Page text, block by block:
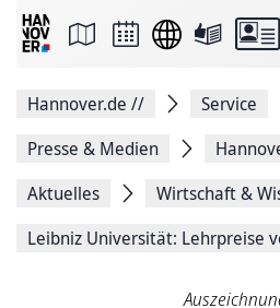
Seite
Facebook
teilen
Seitenlink
Seite
Hannover.de //
Service
Presse & Medien
Aktuelles
Wirtschaft &
Leibniz Universität: Lehrpreise